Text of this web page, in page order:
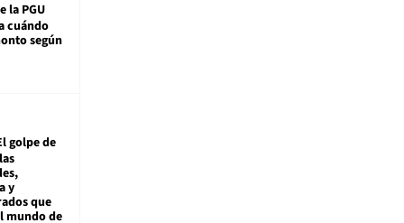
la PGU
cuándo
según
golpe de
y
que
mundo de